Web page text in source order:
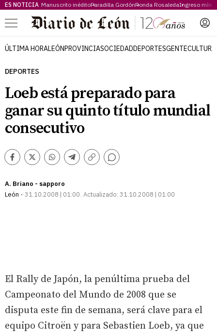
ES NOTICIA Manuscrito inéditoParadilla GordónRonda RosaledaIngreso
Menú
ÚLTIMA HORALEÓNPROVINCIASOCIEDADDEPORTESGENTECULTURA
DEPORTES
Loeb está preparado para
ganar su quinto título mundial
consecutivo
Facebook
TwitterWhatsappTelegram
Copiar
Comentarios
A. Briano - sapporo
León
31.10.2008 | 01:00 Actualizado: 31.10.2008 | 01:00
El Rally de Japón, la penúltima prueba del
Campeonato del Mundo de 2008 que se
disputa este fin de semana, será clave para el
equipo Citroën y para Sebastien Loeb, ya que